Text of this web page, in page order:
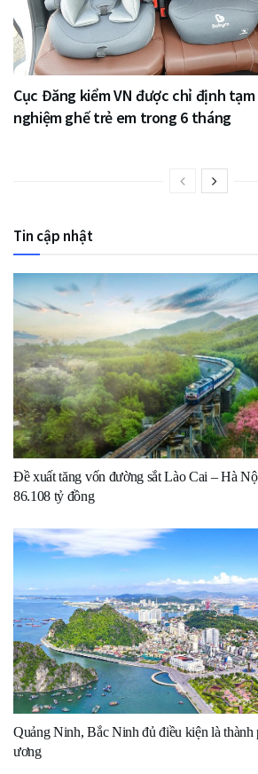
Cục Đăng kiểm VN được chỉ định
nghiệm ghế trẻ em trong 6 tháng
Tin cập nhật
Đề xuất tăng vốn đường sắt Lào Cai – Hà
86.108 tỷ đồng
Quảng Ninh, Bắc Ninh đủ điều kiện là thành
ương